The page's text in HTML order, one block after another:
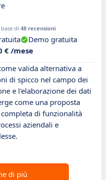
di 48 recensioni
Demo gratuita
€ /mese
valida alternativa a
di spicco nel campo dei
e l'elaborazione dei dati
come una proposta
di funzionalità
aziendali e
di più